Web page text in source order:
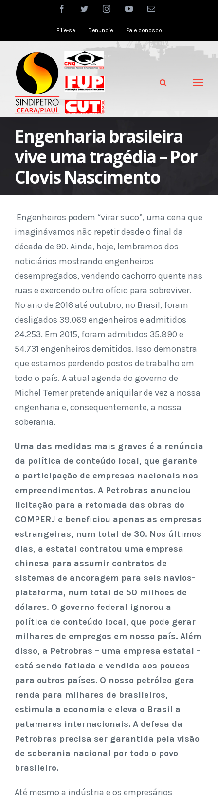
facebooktwitter instagramyoutubeEmail
Filie-se Denuncie Fale conosco
Engenharia brasileira
vive uma tragédia – Por
Clovis Nascimento
Engenheiros podem “virar suco”, uma cena que
imaginávamos não repetir desde o final da
década de 90. Ainda, hoje, lembramos dos
noticiários mostrando engenheiros
desempregados, vendendo cachorro quente nas
ruas e exercendo outro ofício para sobreviver.
No ano de 2016 até outubro, no Brasil, foram
desligados 39.069 engenheiros e admitidos
24.253. Em 2015, foram admitidos 35.890 e
54.731 engenheiros demitidos. Isso demonstra
que estamos perdendo postos de trabalho em
todo o país. A atual agenda do governo de
Michel Temer pretende aniquilar de vez a nossa
engenharia e, consequentemente, a nossa
soberania.
Uma das medidas mais graves é a renúncia
da política de conteúdo local, que garante
a participação de empresas nacionais nos
empreendimentos. A Petrobras anunciou
licitação para a retomada das obras do
COMPERJ e beneficiou apenas as empresas
estrangeiras, num total de 30. Nos últimos
dias, a estatal contratou uma empresa
chinesa para assumir contratos de
sistemas de ancoragem para seis navios-
plataforma, num total de 50 milhões de
dólares. O governo federal ignorou a
política de conteúdo local, que pode gerar
milhares de empregos em nosso país. Além
disso, a Petrobras – uma empresa estatal –
está sendo fatiada e vendida aos poucos
para outros países. O nosso petróleo gera
renda para milhares de brasileiros,
estimula a economia e eleva o Brasil a
patamares internacionais. A defesa da
Petrobras precisa ser garantida pela visão
de soberania nacional por todo o povo
brasileiro.
Até mesmo a indústria e os empresários